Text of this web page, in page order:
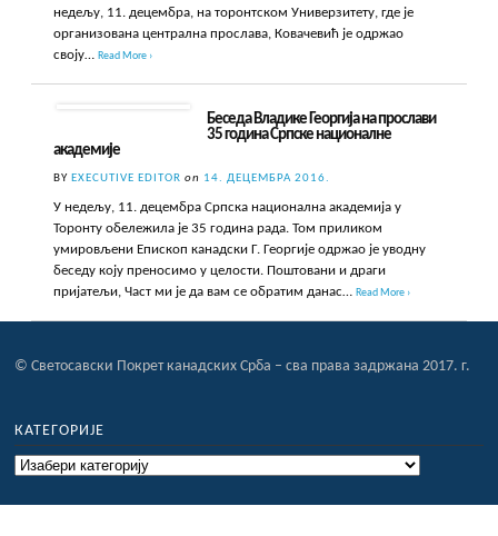
недељу, 11. децембра, на торонтском Универзитету, где је
организована централна прослава, Ковачевић је одржао
своју…Read More ›
Беседа Владике Георгија на прослави
35 година Српске националне
академије
BYEXECUTIVE EDITOR on 14. ДЕЦЕМБРА 2016.
У недељу, 11. децембра Српска национална академија у
Торонту обележила је 35 година рада. Том приликом
умировљени Епископ канадски Г. Георгије одржао је уводну
беседу коју преносимо у целости. Поштовани и драги
пријатељи, Част ми је да вам се обратим данас…Read More ›
© Светосавски Покрет канадских Срба – сва права задржана 2017. г.
КАТЕГОРИЈЕ
Категорије